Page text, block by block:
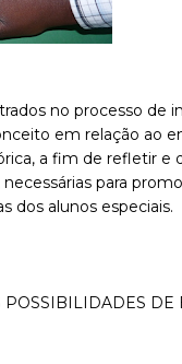
no processo de
em relação ao
a fim de refletir e
para
dos alunos especiais.
DE